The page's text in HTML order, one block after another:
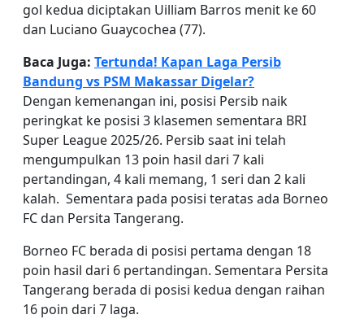
gol kedua diciptakan Uilliam Barros menit ke 60
dan Luciano Guaycochea (77).
Baca Juga: Tertunda! Kapan Laga Persib
Bandung vs PSM Makassar Digelar?
Dengan kemenangan ini, posisi Persib naik
peringkat ke posisi 3 klasemen sementara BRI
Super League 2025/26. Persib saat ini telah
mengumpulkan 13 poin hasil dari 7 kali
pertandingan, 4 kali memang, 1 seri dan 2 kali
kalah. Sementara pada posisi teratas ada Borneo
FC dan Persita Tangerang.
Borneo FC berada di posisi pertama dengan 18
poin hasil dari 6 pertandingan. Sementara Persita
Tangerang berada di posisi kedua dengan raihan
16 poin dari 7 laga.